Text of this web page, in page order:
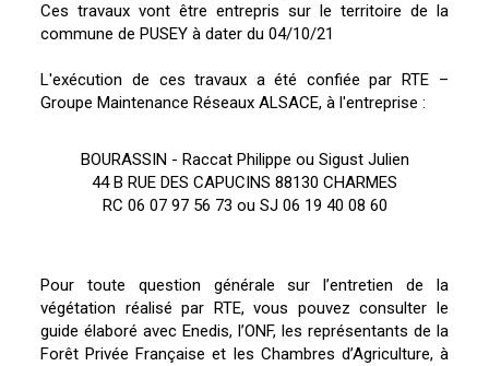
Ces travaux vont être entrepris sur le territoire de la
commune de PUSEY à dater du 04/10/21
L'exécution de ces travaux a été confiée par RTE –
Groupe Maintenance Réseaux ALSACE, à l'entreprise :
BOURASSIN - Raccat Philippe ou Sigust Julien
44 B RUE DES CAPUCINS 88130 CHARMES
RC 06 07 97 56 73 ou SJ 06 19 40 08 60
Pour toute question générale sur l’entretien de la
végétation réalisé par RTE, vous pouvez consulter le
guide élaboré avec Enedis, l’ONF, les représentants de la
Forêt Privée Française et les Chambres d’Agriculture, à